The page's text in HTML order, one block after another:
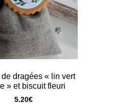
dragées « lin vert
» et biscuit fleuri
5.20€